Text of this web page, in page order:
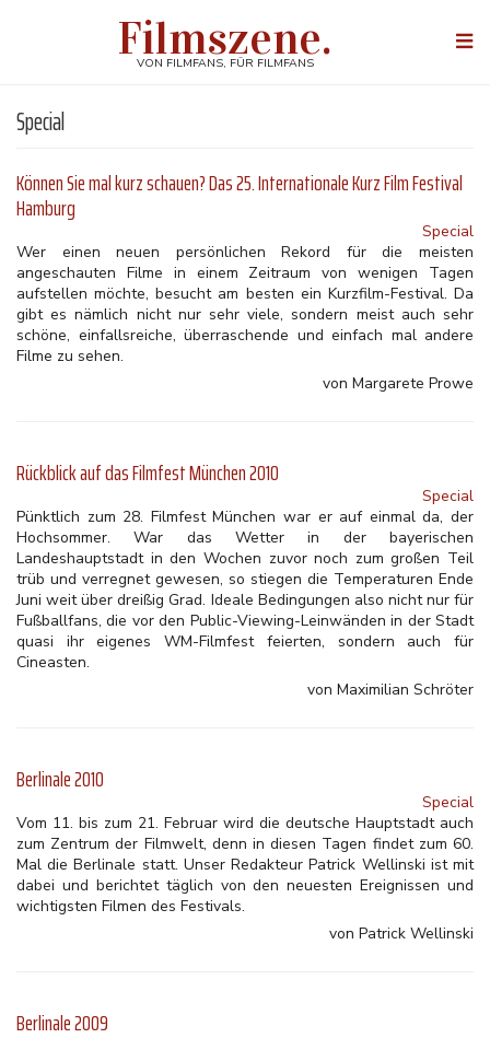
Filmszene.
VON FILMFANS, FÜR FILMFANS
Special
Können Sie mal kurz schauen? Das 25. Internationale Kurz Film Festival
Hamburg
Special
Wer einen neuen persönlichen Rekord für die meisten
angeschauten Filme in einem Zeitraum von wenigen Tagen
aufstellen möchte, besucht am besten ein Kurzfilm-Festival. Da
gibt es nämlich nicht nur sehr viele, sondern meist auch sehr
schöne, einfallsreiche, überraschende und einfach mal andere
Filme zu sehen.
von Margarete Prowe
Rückblick auf das Filmfest München 2010
Special
Pünktlich zum 28. Filmfest München war er auf einmal da, der
Hochsommer. War das Wetter in der bayerischen
Landeshauptstadt in den Wochen zuvor noch zum großen Teil
trüb und verregnet gewesen, so stiegen die Temperaturen Ende
Juni weit über dreißig Grad. Ideale Bedingungen also nicht nur für
Fußballfans, die vor den Public-Viewing-Leinwänden in der Stadt
quasi ihr eigenes WM-Filmfest feierten, sondern auch für
Cineasten.
von Maximilian Schröter
Berlinale 2010
Special
Vom 11. bis zum 21. Februar wird die deutsche Hauptstadt auch
zum Zentrum der Filmwelt, denn in diesen Tagen findet zum 60.
Mal die Berlinale statt. Unser Redakteur Patrick Wellinski ist mit
dabei und berichtet täglich von den neuesten Ereignissen und
wichtigsten Filmen des Festivals.
von Patrick Wellinski
Berlinale 2009